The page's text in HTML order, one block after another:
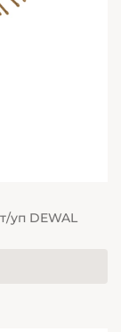
уп DEWAL